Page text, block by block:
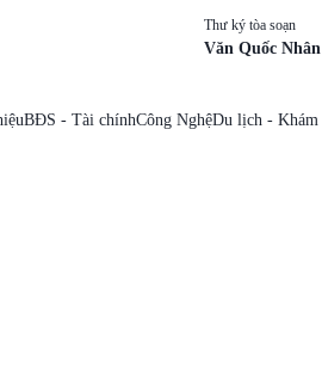
Thư ký tòa soạn
Văn Quốc Nhân
BĐS - Tài chínhCông NghệDu lịch - Khám